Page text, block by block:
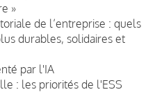
»
de l’entreprise : quels
durables, solidaires et
par l'IA
: les priorités de l'ESS